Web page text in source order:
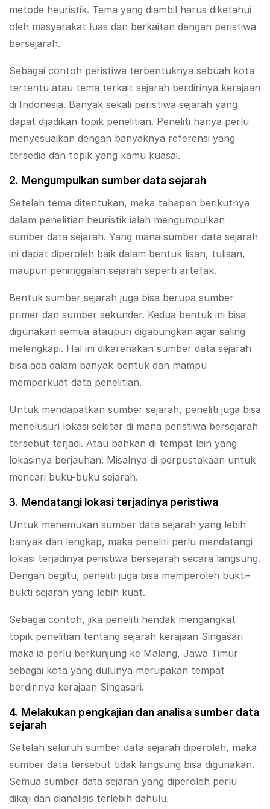
metode heuristik. Tema yang diambil harus diketahui
oleh masyarakat luas dan berkaitan dengan peristiwa
bersejarah.
Sebagai contoh peristiwa terbentuknya sebuah kota
tertentu atau tema terkait sejarah berdirinya kerajaan
di Indonesia. Banyak sekali peristiwa sejarah yang
dapat dijadikan topik penelitian. Peneliti hanya perlu
menyesuaikan dengan banyaknya referensi yang
tersedia dan topik yang kamu kuasai.
2. Mengumpulkan sumber data sejarah
Setelah tema ditentukan, maka tahapan berikutnya
dalam penelitian heuristik ialah mengumpulkan
sumber data sejarah. Yang mana sumber data sejarah
ini dapat diperoleh baik dalam bentuk lisan, tulisan,
maupun peninggalan sejarah seperti artefak.
Bentuk sumber sejarah juga bisa berupa sumber
primer dan sumber sekunder. Kedua bentuk ini bisa
digunakan semua ataupun digabungkan agar saling
melengkapi. Hal ini dikarenakan sumber data sejarah
bisa ada dalam banyak bentuk dan mampu
memperkuat data penelitian.
Untuk mendapatkan sumber sejarah, peneliti juga bisa
menelusuri lokasi sekitar di mana peristiwa bersejarah
tersebut terjadi. Atau bahkan di tempat lain yang
lokasinya berjauhan. Misalnya di perpustakaan untuk
mencari buku-buku sejarah.
3. Mendatangi lokasi terjadinya peristiwa
Untuk menemukan sumber data sejarah yang lebih
banyak dan lengkap, maka peneliti perlu mendatangi
lokasi terjadinya peristiwa bersejarah secara langsung.
Dengan begitu, peneliti juga bisa memperoleh bukti-
bukti sejarah yang lebih kuat.
Sebagai contoh, jika peneliti hendak mengangkat
topik penelitian tentang sejarah kerajaan Singasari
maka ia perlu berkunjung ke Malang, Jawa Timur
sebagai kota yang dulunya merupakan tempat
berdirinya kerajaan Singasari.
4. Melakukan pengkajian dan analisa sumber data
sejarah
Setelah seluruh sumber data sejarah diperoleh, maka
sumber data tersebut tidak langsung bisa digunakan.
Semua sumber data sejarah yang diperoleh perlu
dikaji dan dianalisis terlebih dahulu.